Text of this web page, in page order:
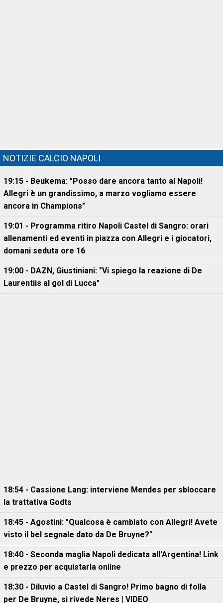
NOTIZIE CALCIO NAPOLI
19:15 - Beukema: "Posso dare ancora tanto al Napoli!
Allegri è un grandissimo, a marzo vogliamo essere
ancora in Champions"
19:01 - Programma ritiro Napoli Castel di Sangro: orari
allenamenti ed eventi in piazza con Allegri e i giocatori,
domani seduta ore 16
19:00 - DAZN, Giustiniani: "Vi spiego la reazione di De
Laurentiis al gol di Lucca"
18:54 - Cassione Lang: interviene Mendes per sbloccare
la trattativa Godts
18:45 - Agostini: "Qualcosa è cambiato con Allegri! Avete
visto il bel segnale dato da De Bruyne?"
18:40 - Seconda maglia Napoli dedicata all'Argentina! Link
e prezzo per acquistarla online
18:30 - Diluvio a Castel di Sangro! Primo bagno di folla
per De Bruyne, si rivede Neres | VIDEO